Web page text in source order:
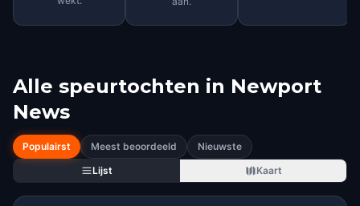
Alle speurtochten in Newport
News
Populairst Meest beoordeeld
Nieuwste
Lijst
Kaart